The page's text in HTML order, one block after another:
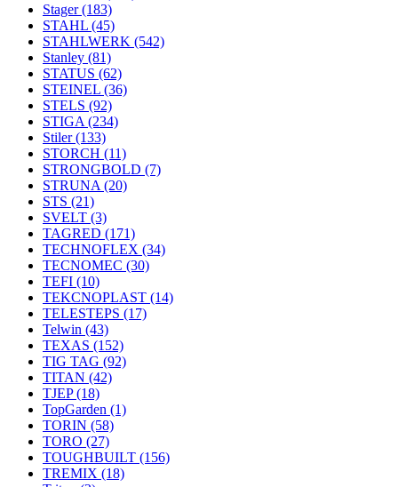
Stager(183)
STAHL (45)
STAHLWERK (542)
Stanley (81)
STATUS (62)
STEINEL (36)
STELS (92)
STIGA (234)
Stiler(133)
STORCH (11)
STRONGBOLD (7)
STRUNA (20)
STS (21)
SVELT (3)
TAGRED (171)
TECHNOFLEX (34)
TECNOMEC (30)
TEFI (10)
TEKCNOPLAST (14)
TELESTEPS (17)
Telwin (43)
TEXAS (152)
TIG TAG (92)
TITAN (42)
TJEP(18)
TopGarden (1)
TORIN (58)
TORO (27)
TOUGHBUILT (156)
TREMIX (18)